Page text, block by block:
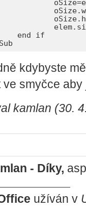
kdybyste
ve smyčce
kamlan (30.
- Díky,
užíván v